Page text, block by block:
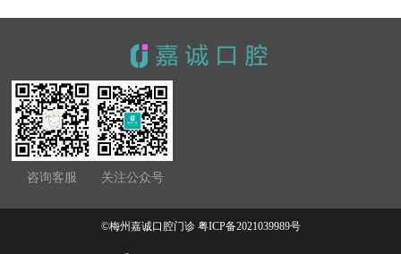
咨询客服 关注公众号
©梅州嘉诚口腔门诊 粤ICP备2021039989号